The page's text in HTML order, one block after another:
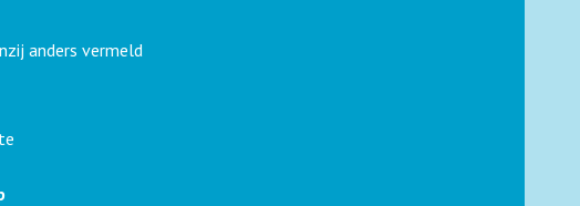
anders vermeld